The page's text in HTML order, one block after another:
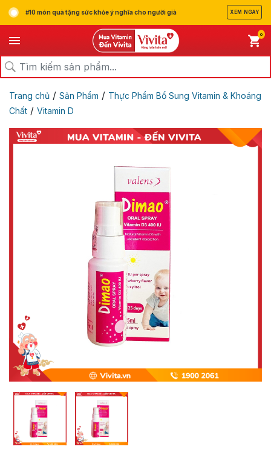
#10 món quà tặng sức khỏe ý nghĩa cho người già XEM NGAY
0
Trang chủ / Sản Phẩm / Thực Phẩm Bổ Sung Vitamin & Khoáng
Chất / Vitamin D